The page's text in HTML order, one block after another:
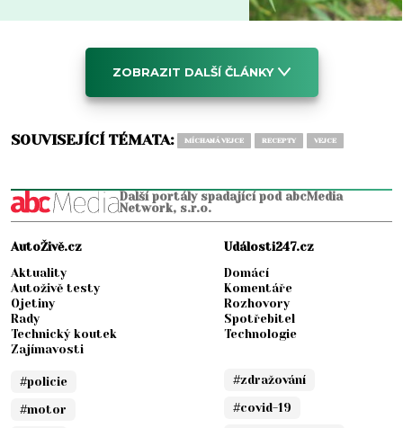
ZOBRAZIT DALŠÍ ČLÁNKY
SOUVISEJÍCÍ TÉMATA: MÍCHANÁ VEJCE RECEPTY VEJCE
Další portály spadající pod abcMedia
Network, s.r.o.
AutoŽivě.cz
Aktuality
Autoživě testy
Ojetiny
Rady
Technický koutek
Zajímavosti
#policie
#motor
Události247.cz
Domácí
Komentáře
Rozhovory
Spotřebitel
Technologie
#zdražování
#covid-19